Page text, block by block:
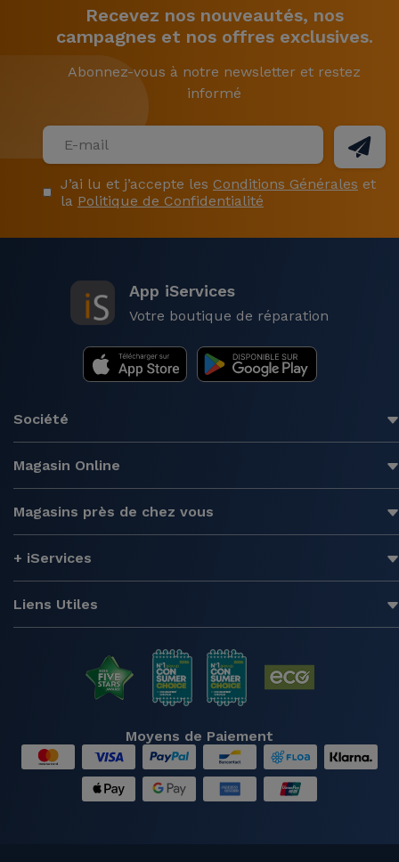
Recevez nos nouveautés, nos
campagnes et nos offres exclusives.
Abonnez-vous à notre newsletter et restez
informé
J’ai lu et j’accepte les Conditions Générales et
la Politique de Confidentialité
App iServices
Votre boutique de réparation
Société
Magasin Online
Magasins près de chez vous
+ iServices
Liens Utiles
Moyens de Paiement